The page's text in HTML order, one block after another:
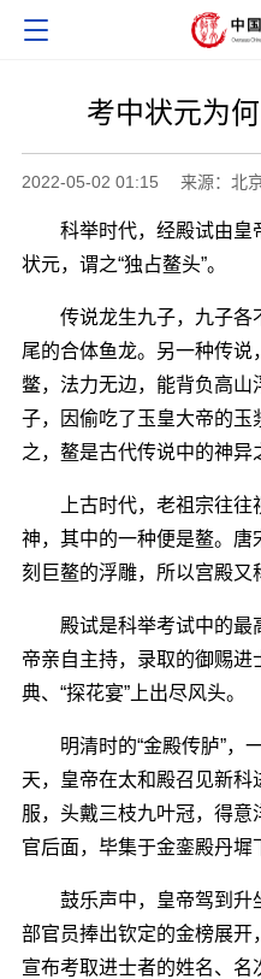
考中状元为何
2022-05-02 01:15 来源：北
科举时代，经殿试由皇
状元，谓之“独占鳌头”。
传说龙生九子，九子各
尾的合体鱼龙。另一种传
鳖，法力无边，能背负高
子，因偷吃了玉皇大帝的玉
之，鳌是古代传说中的神异
上古时代，老祖宗往往
神，其中的一种便是鳌。唐
刻巨鳌的浮雕，所以宫殿又
殿试是科举考试中的最
帝亲自主持，录取的御赐进
典、“探花宴”上出尽风头。
明清时的“金殿传胪”，
天，皇帝在太和殿召见新
服，头戴三枝九叶冠，得
官后面，毕集于金銮殿丹墀
鼓乐声中，皇帝驾到升
部官员捧出钦定的金榜展开
宣布考取进士者的姓名、名